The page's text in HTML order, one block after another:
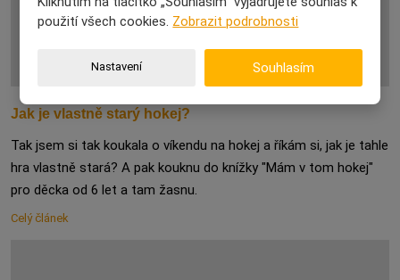
Jak je vlastně starý hokej?
Tak jsem si tak koukala o víkendu na hokej a říkám si, jak je tahle
hra vlastně stará? A pak kouknu do knížky "Mám v tom hokej"
pro děcka od 6 let a tam žasnu.
Celý článek
použití všech cookies. Zobrazit podrobnosti
Nastavení Souhlasím